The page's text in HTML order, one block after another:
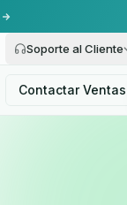
Soporte al Cliente
Contactar Ventas